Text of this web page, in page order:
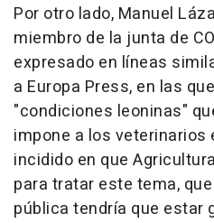
Por otro lado, Manuel
miembro de la junta de
expresado en líneas
a Europa Press, en las
"condiciones leoninas"
impone a los veterinarios
incidido en que
para tratar este tema,
pública tendría que estar